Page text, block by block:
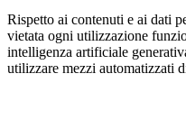
Rispetto ai contenuti e ai dati
vietata ogni utilizzazione
intelligenza artificiale
utilizzare mezzi automatizzati